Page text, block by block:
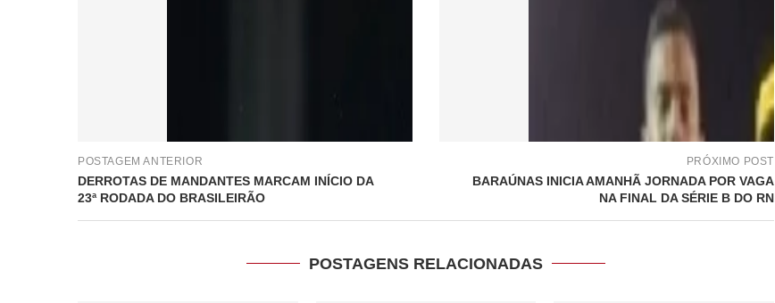
POSTAGEM ANTERIOR
DERROTAS DE MANDANTES MARCAM INÍCIO DA
23ª RODADA DO BRASILEIRÃO
PRÓXIMO POST
BARAÚNAS INICIA AMANHÃ JORNADA POR VAGA
NA FINAL DA SÉRIE B DO RN
POSTAGENS RELACIONADAS